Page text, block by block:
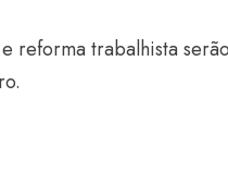
reforma trabalhista